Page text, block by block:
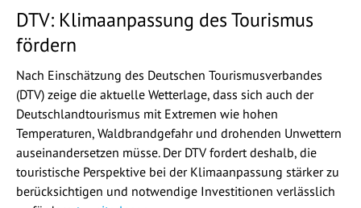
DTV: Klimaanpassung des Tourismus
fördern
Nach Einschätzung des Deutschen Tourismusverbandes
(DTV) zeige die aktuelle Wetterlage, dass sich auch der
Deutschlandtourismus mit Extremen wie hohen
Temperaturen, Waldbrandgefahr und drohenden Unwettern
auseinandersetzen müsse. Der DTV fordert deshalb, die
touristische Perspektive bei der Klimaanpassung stärker zu
berücksichtigen und notwendige Investitionen verlässlich